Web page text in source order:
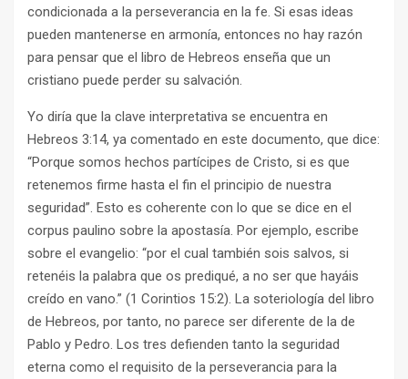
condicionada a la perseverancia en la fe. Si esas ideas
pueden mantenerse en armonía, entonces no hay razón
para pensar que el libro de Hebreos enseña que un
cristiano puede perder su salvación.
Yo diría que la clave interpretativa se encuentra en
Hebreos 3:14, ya comentado en este documento, que dice:
“Porque somos hechos partícipes de Cristo, si es que
retenemos firme hasta el fin el principio de nuestra
seguridad”. Esto es coherente con lo que se dice en el
corpus paulino sobre la apostasía. Por ejemplo, escribe
sobre el evangelio: “por el cual también sois salvos, si
retenéis la palabra que os prediqué, a no ser que hayáis
creído en vano.” (1 Corintios 15:2). La soteriología del libro
de Hebreos, por tanto, no parece ser diferente de la de
Pablo y Pedro. Los tres defienden tanto la seguridad
eterna como el requisito de la perseverancia para la